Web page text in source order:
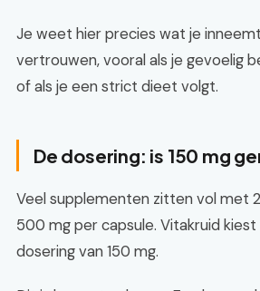
Je weet hier precies wat je
vertrouwen, vooral als je gevoelig
of als je een strict dieet volgt.
De dosering: is 150 mg
Veel supplementen zitten vol met
500 mg per capsule. Vitakruid
dosering van 150 mg.